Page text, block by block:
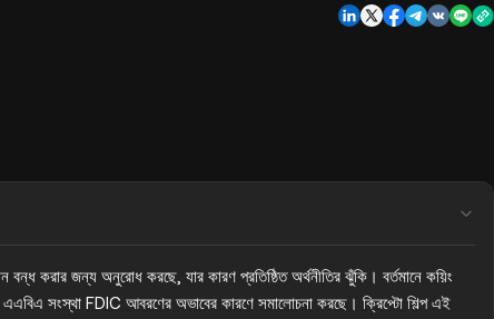
বন্ধ করার জন্য অনুরোধ করছে, যার কারণ প্রতিষ্ঠিত অর্থনীতির ঝুঁকি। বর্তমানে কয়িং
সংস্থা FDIC আবরণের অভাবের কারণে সমালোচনা করছে। ক্রিপ্টো শিল্প এই